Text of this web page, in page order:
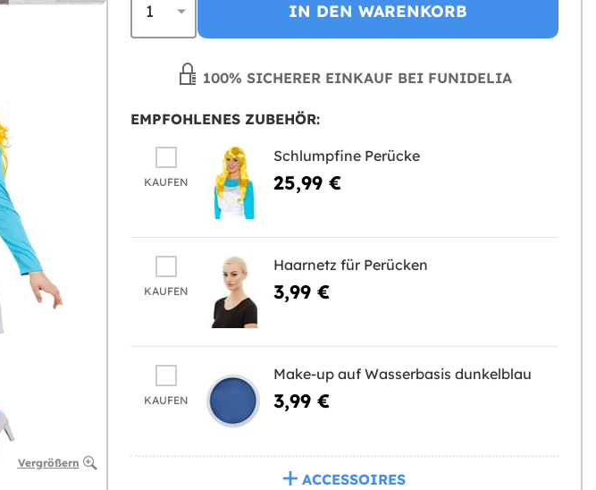
Vergrößern
IN DEN WARENKORB
100% SICHERER EINKAUF BEI FUNIDELIA
EMPFOHLENES ZUBEHÖR:
KAUFEN
Schlumpfine Perücke
25,99 €
KAUFEN
Haarnetz für Perücken
3,99 €
KAUFEN
Make-up auf Wasserbasis dunkelblau
3,99 €
ACCESSOIRES